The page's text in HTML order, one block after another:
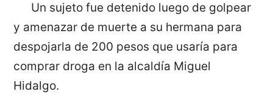
Un sujeto fue detenido luego de golpear
y amenazar de muerte a su hermana para
despojarla de 200 pesos que usaría para
comprar droga en la alcaldía Miguel
Hidalgo.